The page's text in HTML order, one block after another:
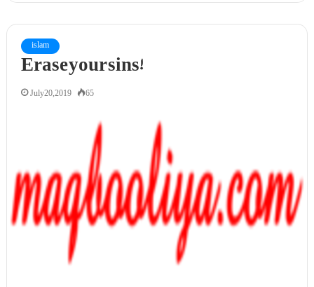
islam
Erase your sins!
July 20, 2019 65